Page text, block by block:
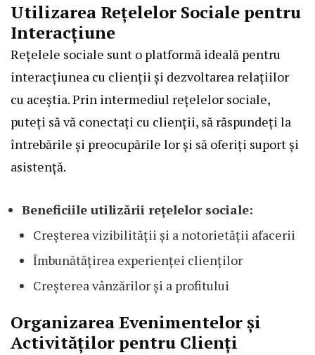
Utilizarea Rețelelor Sociale pentru
Interacțiune
Rețelele sociale sunt o platformă ideală pentru
interacțiunea cu clienții și dezvoltarea relațiilor
cu aceștia. Prin intermediul rețelelor sociale,
puteți să vă conectați cu clienții, să răspundeți la
întrebările și preocupările lor și să oferiți suport și
asistență.
Beneficiile utilizării rețelelor sociale:
Creșterea vizibilității și a notorietății afacerii
Îmbunătățirea experienței clienților
Creșterea vânzărilor și a profitului
Organizarea Evenimentelor și
Activităților pentru Clienți